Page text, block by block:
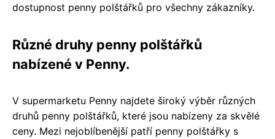
dostupnost penny polštářků pro všechny zákazníky.
Různé druhy penny polštářků
nabízené v Penny.
V supermarketu Penny najdete široký výběr různých
druhů penny polštářků, které jsou nabízeny za skvělé
ceny. Mezi nejoblíbenější patří penny polštářky s